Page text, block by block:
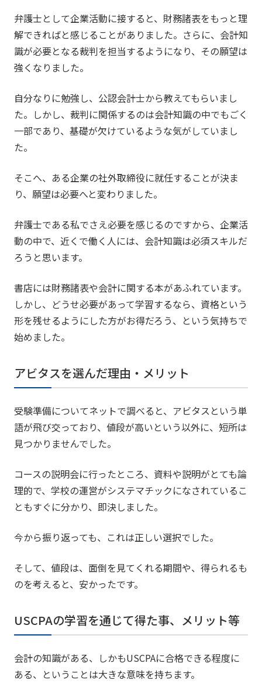
弁護士として企業活動に接すると、財務諸表をもっと理
解できればと感じることがありました。さらに、会計知
識が必要となる裁判を担当するようになり、その願望は
強くなりました。
自分なりに勉強し、公認会計士から教えてもらいまし
た。しかし、裁判に関係するのは会計知識の中でもごく
一部であり、基礎が欠けているような気がしていまし
た。
そこへ、ある企業の社外取締役に就任することが決ま
り、願望は必要へと変わりました。
弁護士である私でさえ必要を感じるのですから、企業活
動の中で、近くで働く人には、会計知識は必須スキルだ
ろうと思います。
書店には財務諸表や会計に関する本があふれています。
しかし、どうせ必要があって学習するなら、資格という
形を残せるようにした方がお得だろう、という気持ちで
始めました。
アビタスを選んだ理由・メリット
受験準備についてネットで調べると、アビタスという単
語が飛び交っており、値段が高いという以外に、短所は
見つかりませんでした。
コースの説明会に行ったところ、資料や説明がとても論
理的で、学校の運営がシステマチックになされているこ
ともすぐに分かり、即決しました。
今から振り返っても、これは正しい選択でした。
そして、値段は、面倒を見てくれる期間や、得られるも
のを考えると、安かったです。
USCPAの学習を通じて得た事、メリット等
会計の知識がある、しかもUSCPAに合格できる程度に
ある、ということは大きな意味を持ちます。